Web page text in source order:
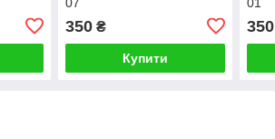
350₴
Купити
350